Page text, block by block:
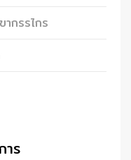
กรรไกร
าร